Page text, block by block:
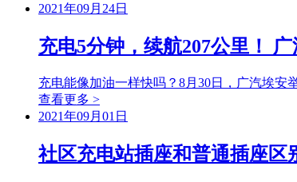
2021年09月24日
充电5分钟，续航207公里！
充电能像加油一样快吗？8月30日，广汽埃安
查看更多 >
2021年09月01日
社区充电站插座和普通插座区